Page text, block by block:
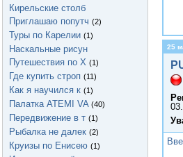
Кирельские столб
Приглашаю попутч (2)
Туры по Карелии (1)
Наскальные рисун
Путешествия по Х (1)
Где купить строп (11)
Как я научился к (1)
Палатка ATEMI VA (40)
Передвижение в т (1)
Рыбалка не далек (2)
Круизы по Енисею (1)
25